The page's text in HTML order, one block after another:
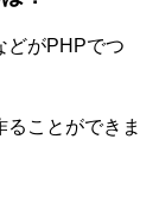
どがPHPでつ
ることができま